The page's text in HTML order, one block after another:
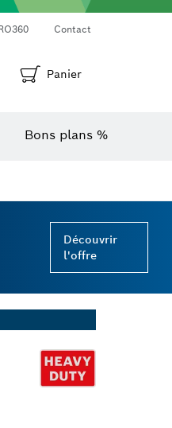
Contact
Panier
Bons plans %
Découvrir
l'offre